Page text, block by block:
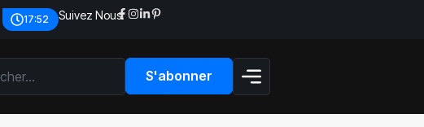
17:52 Suivez Nous:
S'abonner